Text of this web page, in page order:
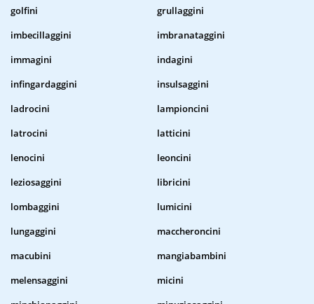
golfini
grullaggini
imbecillaggini
imbranataggini
immagini
indagini
infingardaggini
insulsaggini
ladrocini
lampioncini
latrocini
latticini
lenocini
leoncini
leziosaggini
libricini
lombaggini
lumicini
lungaggini
maccheroncini
macubini
mangiabambini
melensaggini
micini